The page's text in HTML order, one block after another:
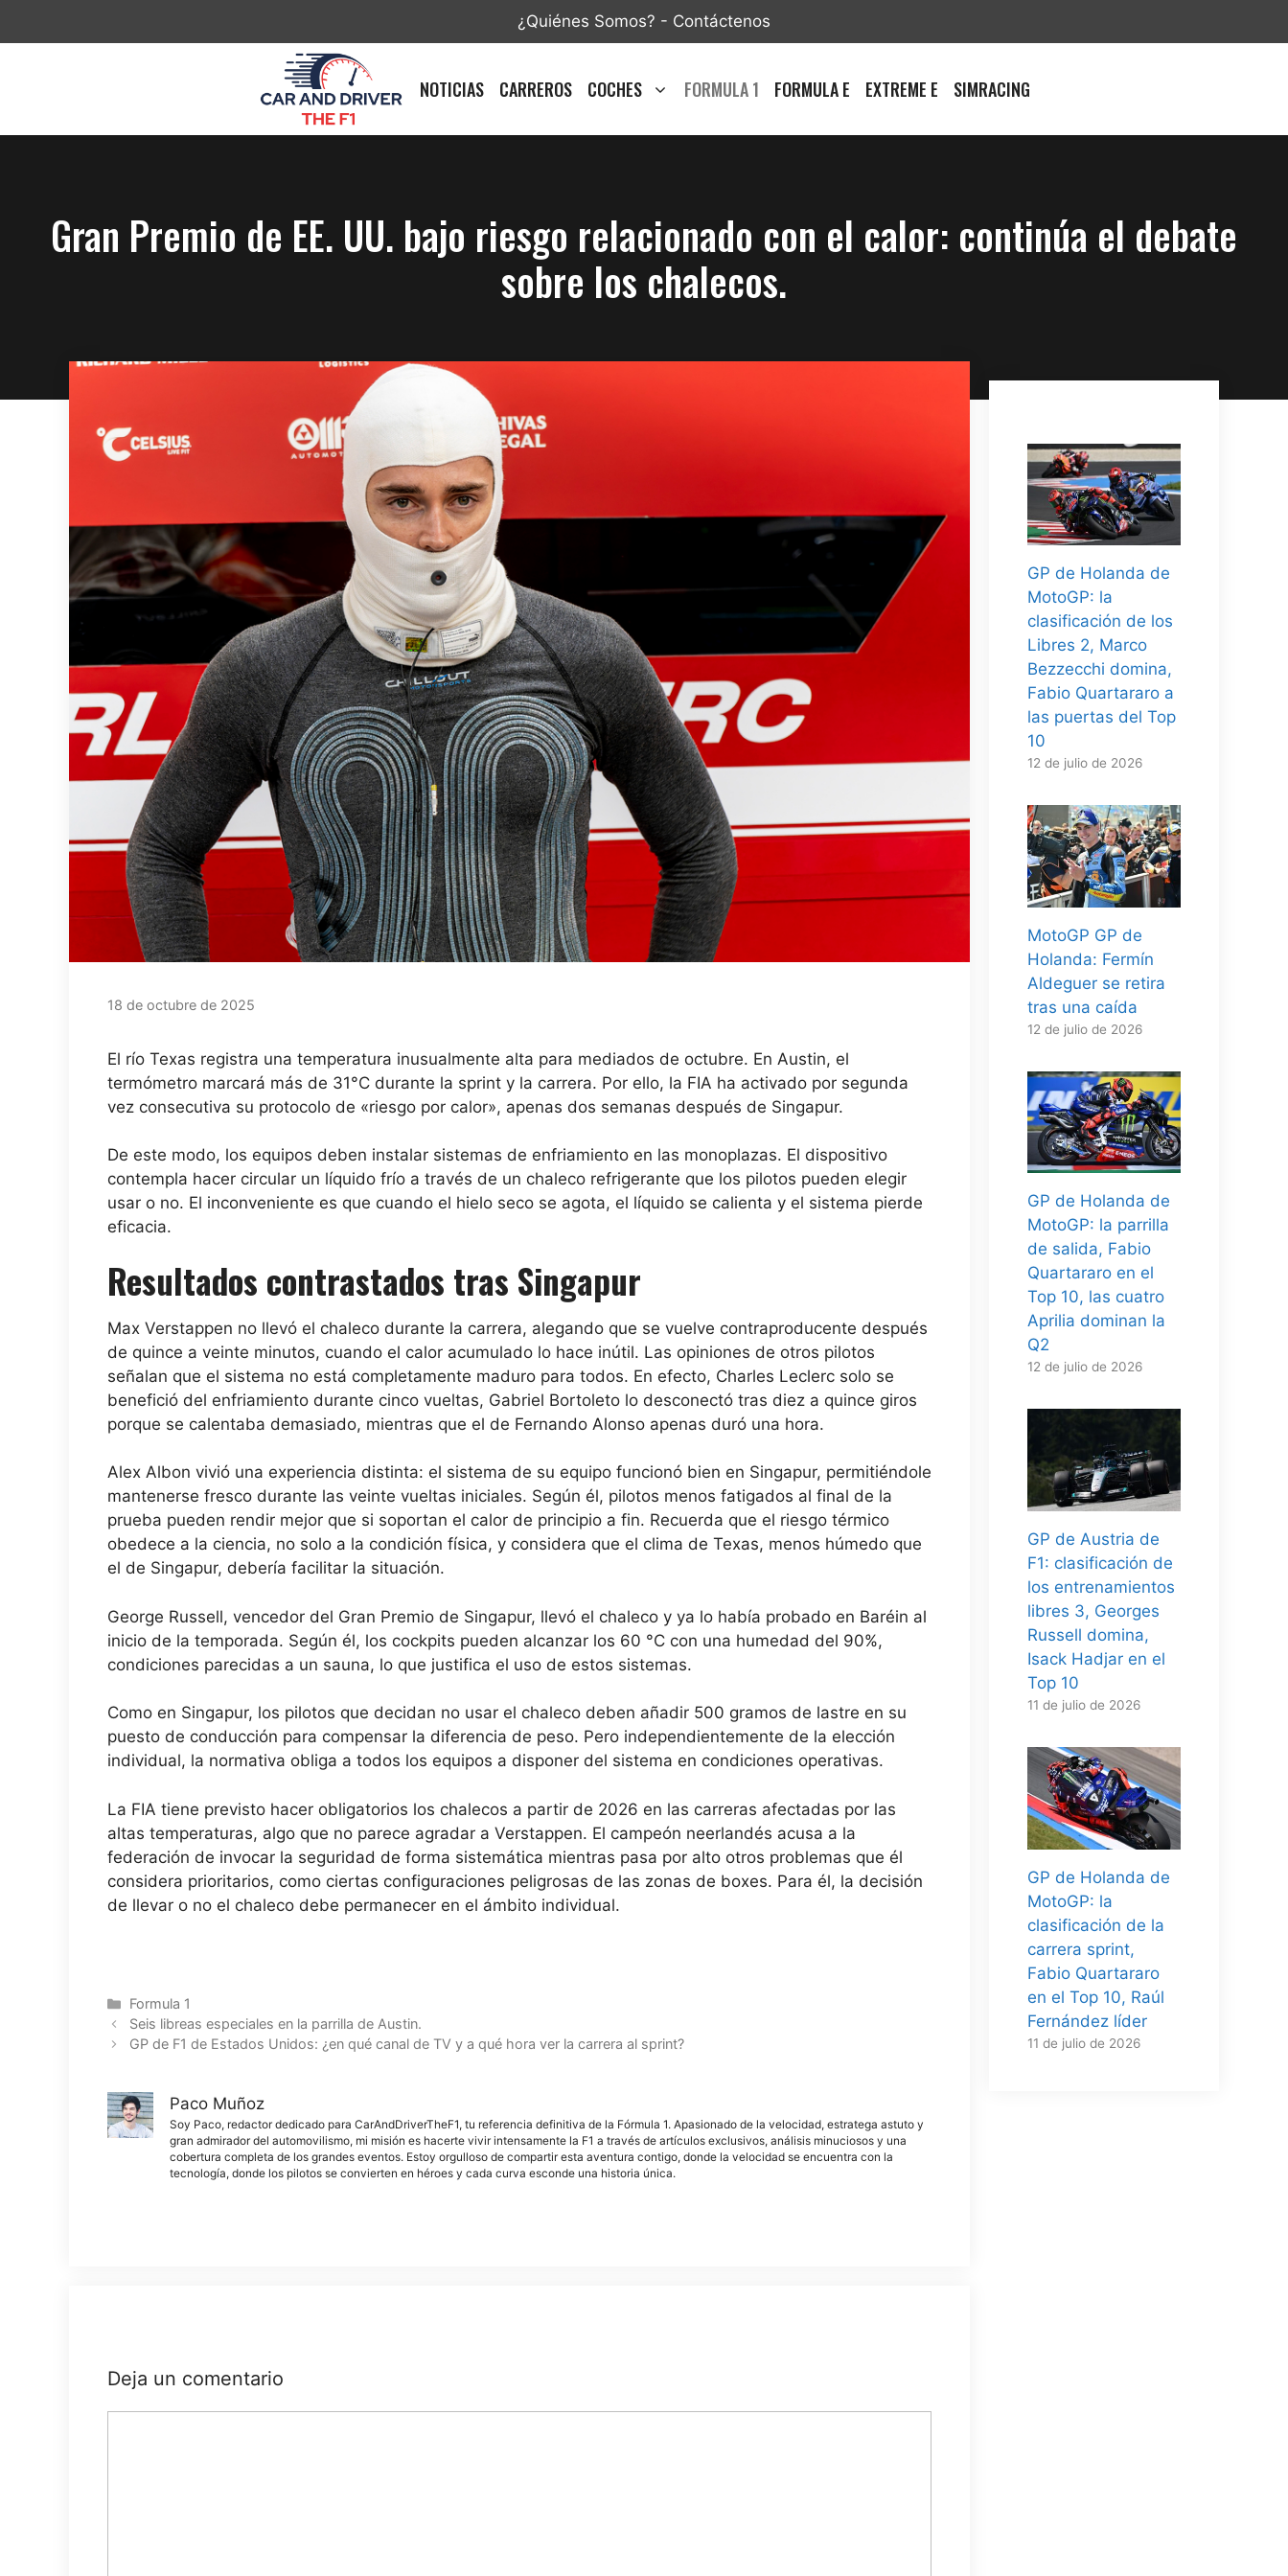
¿Quiénes Somos? - Contáctenos
NOTICIAS CARREROS COCHES FORMULA 1 FORMULA E EXTREME E SIMRACING
Gran Premio de EE. UU. bajo riesgo relacionado con el calor: continúa el debate
sobre los chalecos.
18 de octubre de 2025
El río Texas registra una temperatura inusualmente alta para mediados de octubre. En Austin, el
termómetro marcará más de 31°C durante la sprint y la carrera. Por ello, la FIA ha activado por segunda
vez consecutiva su protocolo de «riesgo por calor», apenas dos semanas después de Singapur.
De este modo, los equipos deben instalar sistemas de enfriamiento en las monoplazas. El dispositivo
contempla hacer circular un líquido frío a través de un chaleco refrigerante que los pilotos pueden elegir
usar o no. El inconveniente es que cuando el hielo seco se agota, el líquido se calienta y el sistema pierde
eficacia.
Resultados contrastados tras Singapur
Max Verstappen no llevó el chaleco durante la carrera, alegando que se vuelve contraproducente después
de quince a veinte minutos, cuando el calor acumulado lo hace inútil. Las opiniones de otros pilotos
señalan que el sistema no está completamente maduro para todos. En efecto, Charles Leclerc solo se
benefició del enfriamiento durante cinco vueltas, Gabriel Bortoleto lo desconectó tras diez a quince giros
porque se calentaba demasiado, mientras que el de Fernando Alonso apenas duró una hora.
Alex Albon vivió una experiencia distinta: el sistema de su equipo funcionó bien en Singapur, permitiéndole
mantenerse fresco durante las veinte vueltas iniciales. Según él, pilotos menos fatigados al final de la
prueba pueden rendir mejor que si soportan el calor de principio a fin. Recuerda que el riesgo térmico
obedece a la ciencia, no solo a la condición física, y considera que el clima de Texas, menos húmedo que
el de Singapur, debería facilitar la situación.
George Russell, vencedor del Gran Premio de Singapur, llevó el chaleco y ya lo había probado en Baréin al
inicio de la temporada. Según él, los cockpits pueden alcanzar los 60 °C con una humedad del 90%,
condiciones parecidas a un sauna, lo que justifica el uso de estos sistemas.
Como en Singapur, los pilotos que decidan no usar el chaleco deben añadir 500 gramos de lastre en su
puesto de conducción para compensar la diferencia de peso. Pero independientemente de la elección
individual, la normativa obliga a todos los equipos a disponer del sistema en condiciones operativas.
La FIA tiene previsto hacer obligatorios los chalecos a partir de 2026 en las carreras afectadas por las
altas temperaturas, algo que no parece agradar a Verstappen. El campeón neerlandés acusa a la
federación de invocar la seguridad de forma sistemática mientras pasa por alto otros problemas que él
considera prioritarios, como ciertas configuraciones peligrosas de las zonas de boxes. Para él, la decisión
de llevar o no el chaleco debe permanecer en el ámbito individual.
Categorías
Formula 1
Seis libreas especiales en la parrilla de Austin.
GP de F1 de Estados Unidos: ¿en qué canal de TV y a qué hora ver la carrera al sprint?
Paco Muñoz
Soy Paco, redactor dedicado para CarAndDriverTheF1, tu referencia definitiva de la Fórmula 1. Apasionado de la velocidad, estratega astuto y
gran admirador del automovilismo, mi misión es hacerte vivir intensamente la F1 a través de artículos exclusivos, análisis minuciosos y una
cobertura completa de los grandes eventos. Estoy orgulloso de compartir esta aventura contigo, donde la velocidad se encuentra con la
tecnología, donde los pilotos se convierten en héroes y cada curva esconde una historia única.
Deja un comentario
GP de Holanda de
MotoGP: la
clasificación de los
Libres 2, Marco
Bezzecchi domina,
Fabio Quartararo a
las puertas del Top
10
12 de julio de 2026
MotoGP GP de
Holanda: Fermín
Aldeguer se retira
tras una caída
12 de julio de 2026
GP de Holanda de
MotoGP: la parrilla
de salida, Fabio
Quartararo en el
Top 10, las cuatro
Aprilia dominan la
Q2
12 de julio de 2026
GP de Austria de
F1: clasificación de
los entrenamientos
libres 3, Georges
Russell domina,
Isack Hadjar en el
Top 10
11 de julio de 2026
GP de Holanda de
MotoGP: la
clasificación de la
carrera sprint,
Fabio Quartararo
en el Top 10, Raúl
Fernández líder
11 de julio de 2026